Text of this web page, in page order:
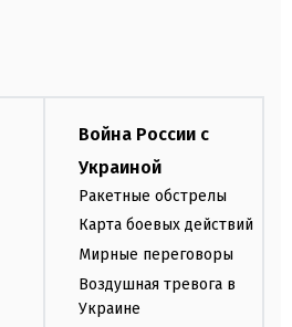
Война России с
Украиной
Ракетные обстрелы
Карта боевых действий
Мирные переговоры
Воздушная тревога в
Украине